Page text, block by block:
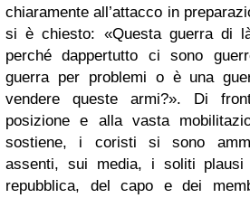
chiaramente all’attacco in
si è chiesto: «Questa guerra di
perché dappertutto ci sono
guerra per problemi o è una
vendere queste armi?». Di
posizione e alla vasta
sostiene, i coristi si sono
assenti, sui media, i soliti plausi
repubblica, del capo e dei